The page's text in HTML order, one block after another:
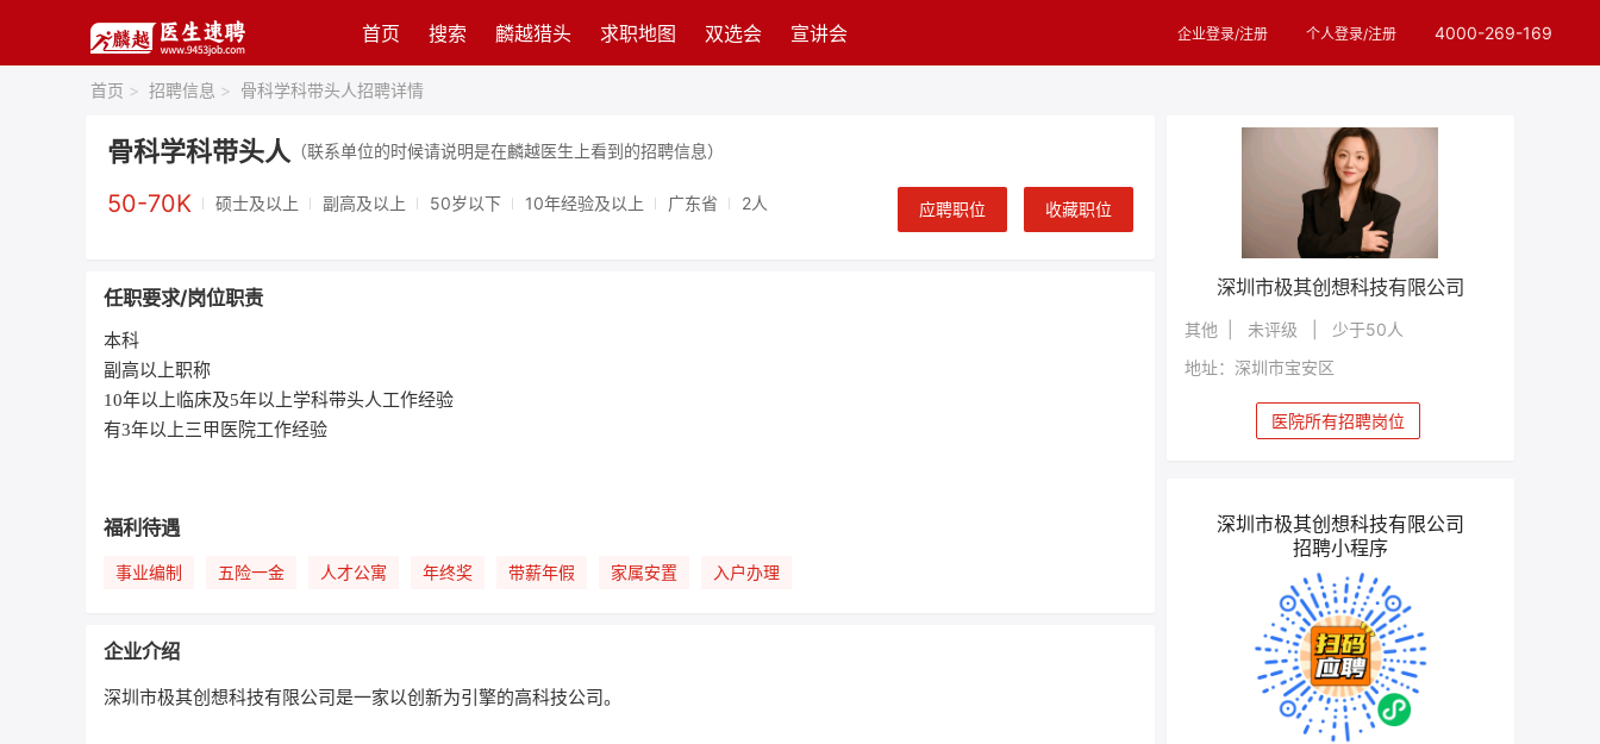
首页 搜索 麟越猎头 求职地图 双选会 宣讲会 企业登录/注册 个人登录/注册 4000-269-169
首页 > 招聘信息 > 骨科学科带头人招聘详情
骨科学科带头人 （联系单位的时候请说明是在麟越医生上看到的招聘信息）
50-70K 硕士及以上 副高及以上 50岁以下 10年经验及以上 广东省 2人 应聘职位 收藏职位
任职要求/岗位职责
本科
副高以上职称
10年以上临床及5年以上学科带头人工作经验
有3年以上三甲医院工作经验
福利待遇
事业编制 五险一金 人才公寓 年终奖 带薪年假 家属安置 入户办理
企业介绍
深圳市极其创想科技有限公司是一家以创新为引擎的高科技公司。
深圳市极其创想科技有限公司
其他 | 未评级 | 少于50人
地址：深圳市宝安区
医院所有招聘岗位
深圳市极其创想科技有限公司
招聘小程序